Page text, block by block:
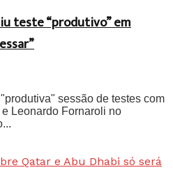
teste “produtivo” em
sessão de testes com
Leonardo Fornaroli no